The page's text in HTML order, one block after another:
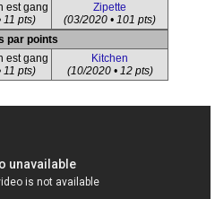
est gang
11 pts)
Zipette
(03/2020 • 101 pts)
par points
est gang
11 pts)
Kitchen
(10/2020 • 12 pts)